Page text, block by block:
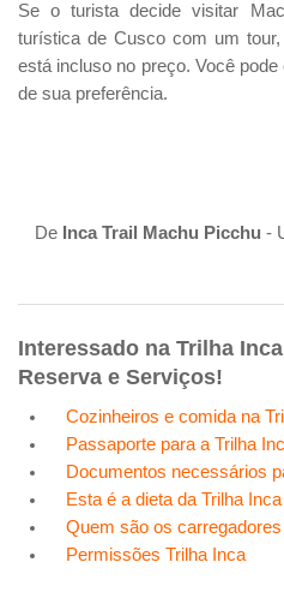
Se o turista decide visitar
turística de Cusco com um
está incluso no preço. Você
de sua preferência.
De Inca Trail Machu Picchu -
Interessado na Trilha
Reserva e Serviços!
Cozinheiros e comida na
Passaporte para a Trilha
Documentos necessários
Esta é a dieta da Trilha Inca
Quem são os
Permissões Trilha Inca